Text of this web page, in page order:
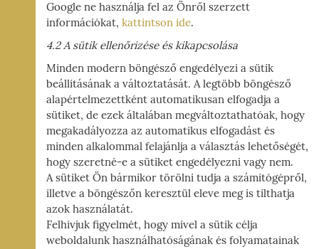
Google ne használja fel az Önről szerzett
információkat, kattintson ide.
4.2 A sütik ellenőrizése és kikapcsolása
Minden modern böngésző engedélyezi a sütik
beállításának a változtatását. A legtöbb böngésző
alapértelmezettként automatikusan elfogadja a
sütiket, de ezek általában megváltoztathatóak, hogy
megakadályozza az automatikus elfogadást és
minden alkalommal felajánlja a választás lehetőségét,
hogy szeretné-e a sütiket engedélyezni vagy nem.
A sütiket Ön bármikor törölni tudja a számítógépről,
illetve a böngészőn keresztül eleve meg is tilthatja
azok használatát.
Felhívjuk figyelmét, hogy mivel a sütik célja
weboldalunk használhatóságának és folyamatainak